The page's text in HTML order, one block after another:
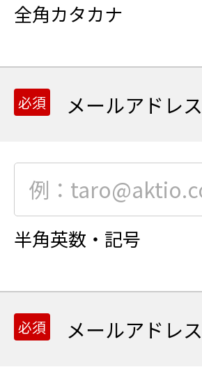
全角カタカナ
メールアドレス
半角英数・記号
メールアドレス